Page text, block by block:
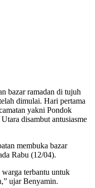
bazar ramadan di tujuh
dimulai. Hari pertama
yakni Pondok
disambut antusiasme
membuka bazar
Rabu (12/04).
terbantu untuk
ujar Benyamin.